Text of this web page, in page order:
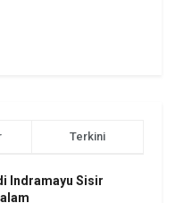
Terkini
Indramayu Sisir